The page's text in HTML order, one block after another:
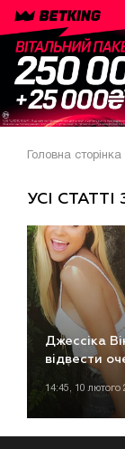
Головна сторінка
УСІ СТАТТІ
Джессіка
відвести
14:45, 10 лютого